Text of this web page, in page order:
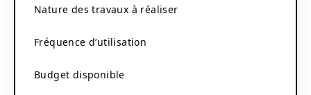
Nature des travaux à réaliser
Fréquence d’utilisation
Budget disponible